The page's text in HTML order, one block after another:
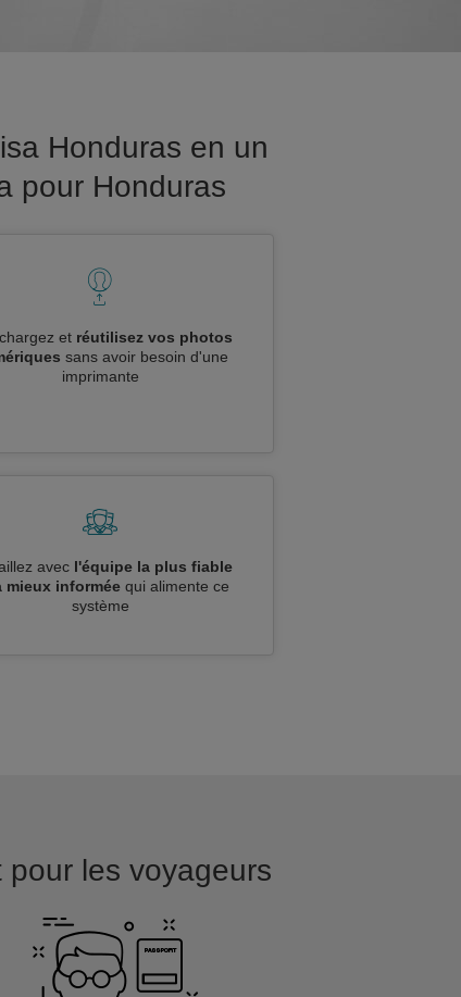
Honduras en un
pour Honduras
et réutilisez vos photos
sans avoir besoin d'une
imprimante
avec l'équipe la plus fiable
mieux informée qui alimente ce
système
les voyageurs